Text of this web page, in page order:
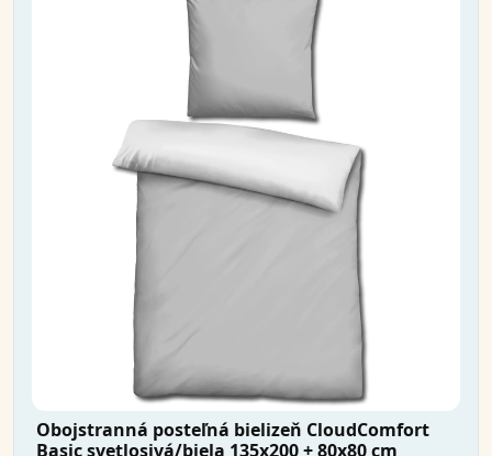
Obojstranná posteľná bielizeň CloudComfort
Basic svetlosivá/biela 135x200 + 80x80 cm